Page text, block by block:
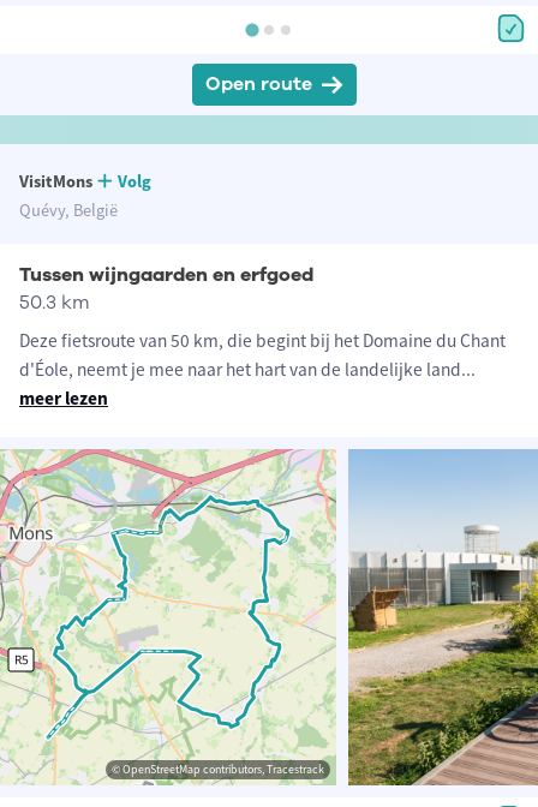
Open route
VisitMons
Volg
Quévy, België
Tussen wijngaarden en erfgoed
50.3 km
Deze fietsroute van 50 km, die begint bij het Domaine du Chant
d'Éole, neemt je mee naar het hart van de landelijke land...
meer lezen
© OpenStreetMap contributors, Tracestrack